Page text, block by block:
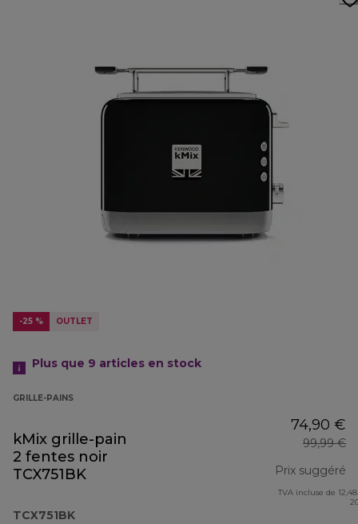
-25 % OUTLET
Plus que 9 articles en stock
GRILLE-PAINS
kMix grille-pain
2 fentes noir
TCX751BK
TCX751BK
74,90 €
99,99 €
Prix suggéré
TVA incluse de